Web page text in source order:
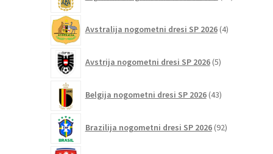
Avstralija nogometni dresi SP 2026 4izdelki
Avstrija nogometni dresi SP 2026 5izdelkov
Belgija nogometni dresi SP 2026 43izdelkov
Brazilija nogometni dresi SP 2026 92izdelkov